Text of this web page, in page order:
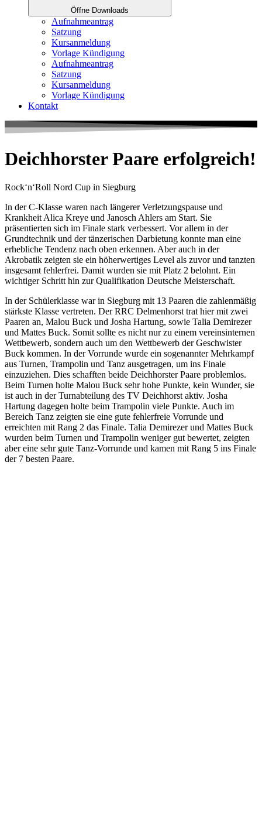
Öffne Downloads
Aufnahmeantrag
Satzung
Kursanmeldung
Vorlage Kündigung
Aufnahmeantrag
Satzung
Kursanmeldung
Vorlage Kündigung
Kontakt
Deichhorster Paare erfolgreich!
Rock‘n‘Roll Nord Cup in Siegburg
In der C-Klasse waren nach längerer Verletzungspause und
Krankheit Alica Kreye und Janosch Ahlers am Start. Sie
präsentierten sich im Finale stark verbessert. Vor allem in der
Grundtechnik und der tänzerischen Darbietung konnte man eine
erhebliche Tendenz nach oben erkennen. Aber auch in der
Akrobatik zeigten sie ein höherwertiges Level als zuvor und tanzten
insgesamt fehlerfrei. Damit wurden sie mit Platz 2 belohnt. Ein
wichtiger Schritt hin zur Qualifikation Deutsche Meisterschaft.
In der Schülerklasse war in Siegburg mit 13 Paaren die zahlenmäßig
stärkste Klasse vertreten. Der RRC Delmenhorst trat hier mit zwei
Paaren an, Malou Buck und Josha Hartung, sowie Talia Demirezer
und Mattes Buck. Somit sollte es nicht nur zu einem vereinsinternen
Wettbewerb, sondern auch um den Wettbewerb der Geschwister
Buck kommen. In der Vorrunde wurde ein sogenannter Mehrkampf
aus Turnen, Trampolin und Tanz ausgetragen, um ins Finale
einzuziehen. Dies schafften beide Deichhorster Paare problemlos.
Beim Turnen holte Malou Buck sehr hohe Punkte, kein Wunder, sie
ist auch in der Turnabteilung des TV Deichhorst aktiv. Josha
Hartung dagegen holte beim Trampolin viele Punkte. Auch im
Bereich Tanz zeigten sie eine gute fehlerfreie Vorrunde und
erreichten mit Rang 2 das Finale. Talia Demirezer und Mattes Buck
wurden beim Turnen und Trampolin weniger gut bewertet, zeigten
aber eine sehr gute Tanz-Vorrunde und kamen mit Rang 5 ins Finale
der 7 besten Paare.